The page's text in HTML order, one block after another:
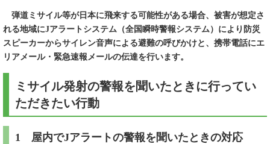
弾道ミサイル等が日本に飛来する可能性がある場合、被害が想定さ
れる地域にJアラートシステム（全国瞬時警報システム）により防災
スピーカーからサイレン音声による避難の呼びかけと、携帯電話にエ
リアメール・緊急速報メールの伝達を行います。
ミサイル発射の警報を聞いたときに行ってい
ただきたい行動
1 屋内でJアラートの警報を聞いたときの対応